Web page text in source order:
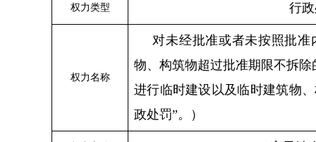
权力类型 行
权力名称
对未经批准或者未按照批
物、构筑物超过批准期限不拆
进行临时建设以及临时建筑物
政处罚”。）